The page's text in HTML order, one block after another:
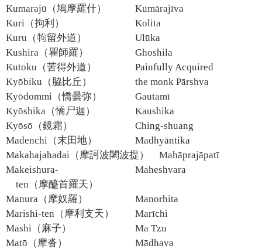
Kumarajū（鳩摩羅什）
Kumārajīva
Kuri（拘利）
Kolita
Kuru（留外道）
Ulūka
Kushira（瞿師羅）
Ghoshila
Kutoku（苦得外道）
Painfully Acquired
Kyōbiku（脇比丘）
the monk Pārshva
Kyōdommi（憍曇弥）
Gautamī
Kyōshika（憍尸迦）
Kaushika
Kyōsō（鏡霜）
Ching-shuang
Madenchi（末田地）
Madhyāntika
Makahajahadai（摩訶波闍波提）
Mahāprajāpatī
Makeishura-
ten（摩醯首羅天）
Maheshvara
Manura（摩奴羅）
Manorhita
Marishi-ten（摩利支天）
Marīchi
Mashi（麻子）
Ma Tzu
Matō（摩沓）
Mādhava